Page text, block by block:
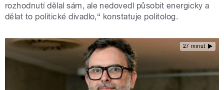
rozhodnutí dělal sám, ale nedovedl působit energicky a
dělat to politické divadlo,“ konstatuje politolog.
27 minut